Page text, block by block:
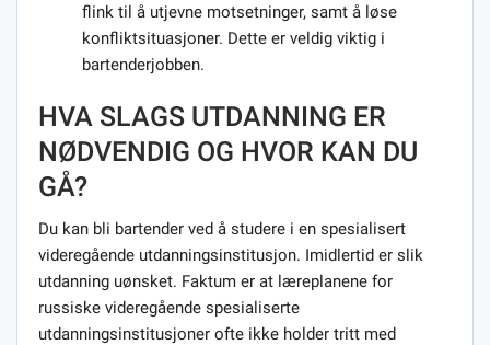
flink til å utjevne motsetninger, samt å løse
konfliktsituasjoner. Dette er veldig viktig i
bartenderjobben.
HVA SLAGS UTDANNING ER
NØDVENDIG OG HVOR KAN DU
GÅ?
Du kan bli bartender ved å studere i en spesialisert
videregående utdanningsinstitusjon. Imidlertid er slik
utdanning uønsket. Faktum er at læreplanene for
russiske videregående spesialiserte
utdanningsinstitusjoner ofte ikke holder tritt med